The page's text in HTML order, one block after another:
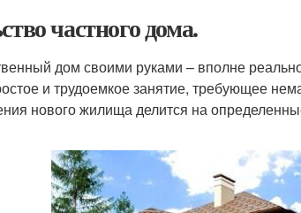
частного дома.
дом своими руками – вполне
и трудоемкое занятие, требующее
нового жилища делится на